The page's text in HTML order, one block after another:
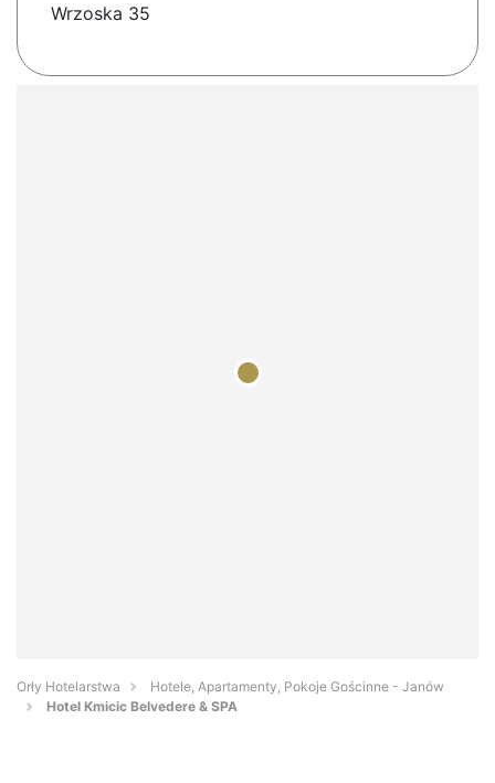
Wrzoska 35
Orły Hotelarstwa
Hotele, Apartamenty, Pokoje Gościnne - Janów
Hotel Kmicic Belvedere & SPA